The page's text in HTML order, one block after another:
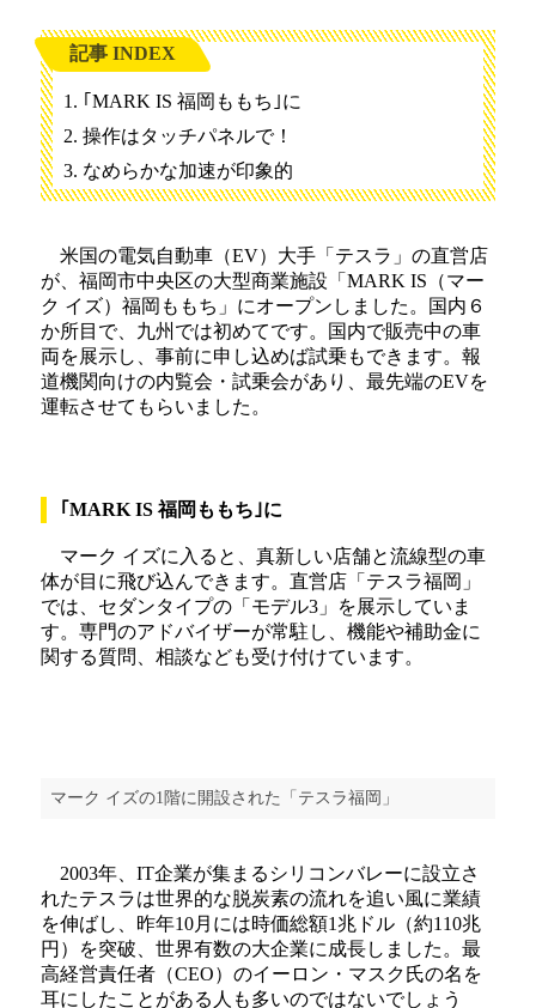
記事 INDEX
｢MARK IS 福岡ももち｣に
操作はタッチパネルで！
なめらかな加速が印象的
米国の電気自動車（EV）大手「テスラ」の直営店
が、福岡市中央区の大型商業施設「MARK IS（マー
ク イズ）福岡ももち」にオープンしました。国内６
か所目で、九州では初めてです。国内で販売中の車
両を展示し、事前に申し込めば試乗もできます。報
道機関向けの内覧会・試乗会があり、最先端のEVを
運転させてもらいました。
｢MARK IS 福岡ももち｣に
マーク イズに入ると、真新しい店舗と流線型の車
体が目に飛び込んできます。直営店「テスラ福岡」
では、セダンタイプの「モデル3」を展示していま
す。専門のアドバイザーが常駐し、機能や補助金に
関する質問、相談なども受け付けています。
マーク イズの1階に開設された「テスラ福岡」
2003年、IT企業が集まるシリコンバレーに設立さ
れたテスラは世界的な脱炭素の流れを追い風に業績
を伸ばし、昨年10月には時価総額1兆ドル（約110兆
円）を突破、世界有数の大企業に成長しました。最
高経営責任者（CEO）のイーロン・マスク氏の名を
耳にしたことがある人も多いのではないでしょう